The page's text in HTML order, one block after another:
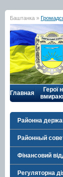
Баштанка »
Главная
Герої
Районна
Районный
Фінансовий
Регуляторна